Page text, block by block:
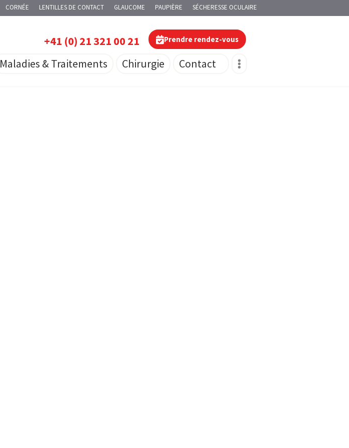
CORNÉE LENTILLES DE CONTACT GLAUCOME PAUPIÈRE SÉCHERESSE OCULAIRE
+41 (0) 21 321 00 21 Prendre rendez-vous
Maladies & Traitements Chirurgie Contact